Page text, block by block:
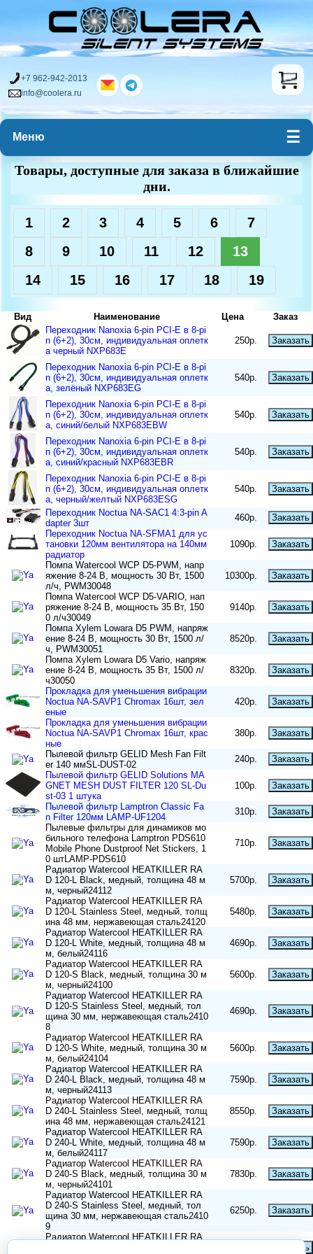
+7 962-942-2013
info@coolera.ru
Меню
Товары, доступные для заказа в ближайшие
дни.
1 2 3 4 5 6
7
8
9 10 11 12
13
14
15 16 17 18 19
Вид Наименование Цена
Заказ
Переходник Nanoxia 6-pin PCI-E в 8-pi
n (6+2), 30см, индивидуальная оплетк
а черный NXP683E
250р. Заказать
Переходник Nanoxia 6-pin PCI-E в 8-pi
n (6+2), 30см, индивидуальная оплетк
а, зелёный NXP683EG
540р. Заказать
Переходник Nanoxia 6-pin PCI-E в 8-pi
n (6+2), 30см, индивидуальная оплетк
а, синий/белый NXP683EBW
540р. Заказать
Переходник Nanoxia 6-pin PCI-E в 8-pi
n (6+2), 30см, индивидуальная оплетк
а, синий/красный NXP683EBR
540р. Заказать
Переходник Nanoxia 6-pin PCI-E в 8-pi
n (6+2), 30см, индивидуальная оплетк
а, черный/желтый NXP683ESG
540р. Заказать
Переходник Noctua NA-SAC1 4:3-pin A
dapter 3шт
460р.
Заказать
Переходник Noctua NA-SFMA1 для ус
тановки 120мм вентилятора на 140мм
радиатор
1090р.
Заказать
Помпа Watercool WCP D5-PWM, напр
яжение 8-24 В, мощность 30 Вт, 1500
л/ч, PWM30048
10300р.
Заказать
Помпа Watercool WCP D5-VARIO, нап
ряжение 8-24 В, мощность 35 Вт, 150
0 л/ч30049
9140р.
Заказать
Помпа Xylem Lowara D5 PWM, напряж
ение 8-24 В, мощность 30 Вт, 1500 л/
ч, PWM30051
8520р.
Заказать
Помпа Xylem Lowara D5 Vario, напряж
ение 8-24 В, мощность 35 Вт, 1500 л/
ч30050
8320р.
Заказать
Прокладка для уменьшения вибрации
Noctua NA-SAVP1 Chromax 16шт, зел
еные
420р.
Заказать
Прокладка для уменьшения вибрации
Noctua NA-SAVP1 Chromax 16шт, крас
ные
380р.
Заказать
Пылевой фильтр GELID Mesh Fan Filt
er 140 ммSL-DUST-02
240р.
Заказать
Пылевой фильтр GELID Solutions MA
GNET MESH DUST FILTER 120 SL-Du
st-03 1 штука
100р.
Заказать
Пылевой фильтр Lamptron Classic Fa
n Filter 120мм LAMP-UF1204
310р.
Заказать
Пылевые фильтры для динамиков мо
бильного телефона Lamptron PDS610
Mobile Phone Dustproof Net Stickers, 1
0 штLAMP-PDS610
710р. Заказать
Радиатор Watercool HEATKILLER RA
D 120-L Black, медный, толщина 48 м
м, черный24112
5700р.
Заказать
Радиатор Watercool HEATKILLER RA
D 120-L Stainless Steel, медный, толщ
ина 48 мм, нержавеющая сталь24120
5480р.
Заказать
Радиатор Watercool HEATKILLER RA
D 120-L White, медный, толщина 48 м
м, белый24116
4690р.
Заказать
Радиатор Watercool HEATKILLER RA
D 120-S Black, медный, толщина 30 м
м, черный24100
5600р.
Заказать
Радиатор Watercool HEATKILLER RA
D 120-S Stainless Steel, медный, тол
щина 30 мм, нержавеющая сталь2410
8
4690р. Заказать
Радиатор Watercool HEATKILLER RA
D 120-S White, медный, толщина 30 м
м, белый24104
5600р.
Заказать
Радиатор Watercool HEATKILLER RA
D 240-L Black, медный, толщина 48 м
м, черный24113
7590р.
Заказать
Радиатор Watercool HEATKILLER RA
D 240-L Stainless Steel, медный, толщ
ина 48 мм, нержавеющая сталь24121
8550р.
Заказать
Радиатор Watercool HEATKILLER RA
D 240-L White, медный, толщина 48 м
м, белый24117
7590р.
Заказать
Радиатор Watercool HEATKILLER RA
D 240-S Black, медный, толщина 30 м
м, черный24101
7830р.
Заказать
Радиатор Watercool HEATKILLER RA
D 240-S Stainless Steel, медный, тол
щина 30 мм, нержавеющая сталь2410
9
6250р. Заказать
Радиатор Watercool HEATKILLER RA
Заказать